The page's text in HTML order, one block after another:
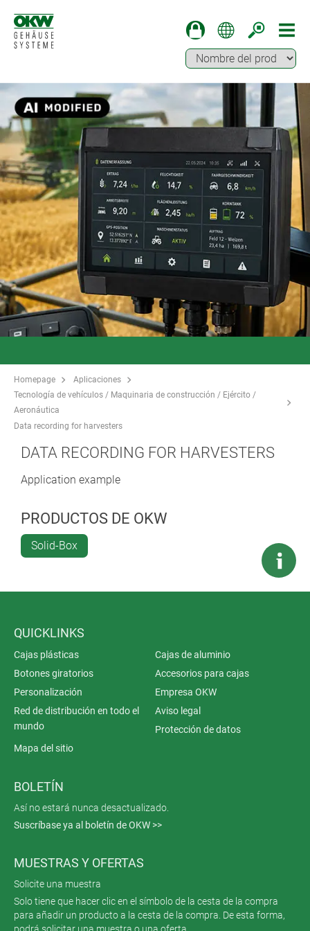
Homepage
Aplicaciones
Tecnología de vehículos / Maquinaria de construcción / Ejército /
Aeronáutica
Data recording for harvesters
DATA RECORDING FOR HARVESTERS
Application example
PRODUCTOS DE OKW
Solid-Box
QUICKLINKS
Cajas plásticas
Cajas de aluminio
Botones giratorios
Accesorios para cajas
Personalización
Empresa OKW
Red de distribución en todo el
mundo
Aviso legal
Protección de datos
Mapa del sitio
BOLETÍN
Así no estará nunca desactualizado.
Suscríbase ya al boletín de OKW >>
MUESTRAS Y OFERTAS
Solicite una muestra
Solo tiene que hacer clic en el símbolo de la cesta de la compra
para añadir un producto a la cesta de la compra. De esta forma,
podrá solicitar una muestra o una oferta.